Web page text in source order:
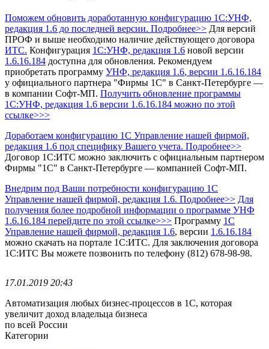
Поможем обновить доработанную конфигурацию 1С:УНФ,
редакция 1.6 до последней версии. Подробнее>> Для версий
ПРОФ и выше необходимо наличие действующего договора
ИТС. Конфигурация 1С:УНФ, редакция 1.6 новой версии
1.6.16.184 доступна для обновления. Рекомендуем
приобретать программу УНФ, редакция 1.6, версии 1.6.16.184
у официального партнера "Фирмы 1С" в Санкт-Петербурге —
в компании Софт-МП. Получить обновление программы
1С:УНФ, редакция 1.6 версии 1.6.16.184 можно по этой
ссылке>>>
Доработаем конфигурацию 1С Управление нашей фирмой,
редакция 1.6 под специфику Вашего учета. Подробнее>>
Договор 1С:ИТС можно заключить с официальным партнером
Фирмы "1С" в Санкт-Петербурге — компанией Софт-МП.
Внедрим под Ваши потребности конфигурацию 1С
Управление нашей фирмой, редакция 1.6. Подробнее>> Для
получения более подробной информации о программе УНФ
1.6.16.184 перейдите по этой ссылке>>> Программу 1С
Управление нашей фирмой, редакция 1.6, версии 1.6.16.184
можно скачать на портале 1С:ИТС. Для заключения договора
1С:ИТС Вы можете позвонить по телефону (812) 678-98-98.
17.01.2019 20:43
Автоматизация любых бизнес-процессов в 1С, которая
увеличит доход владельца бизнеса
по всей России
Категории